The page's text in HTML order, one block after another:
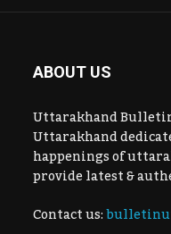
ABOUT US
Uttarakhand
Uttarakhand
happenings of
provide latest &
Contact us: